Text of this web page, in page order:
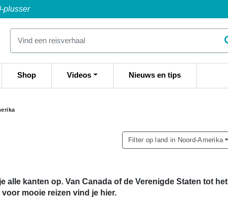
plusser
Shop Videos Nieuws en tips
Filter op land in Noord-Amerika
alle kanten op. Van Canada of de Verenigde Staten tot het
mooie reizen vind je hier.